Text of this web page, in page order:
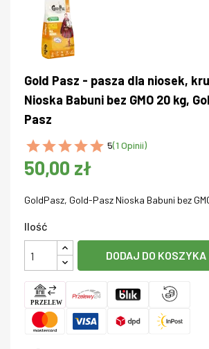
Gold Pasz - pasza dla niosek,
Nioska Babuni bez GMO 20 kg,
Pasz
5(1 Opinii)
50,00 zł
GoldPasz, Gold-Pasz Nioska Babuni bez
Ilość
DODAJ DO KOSZYKA